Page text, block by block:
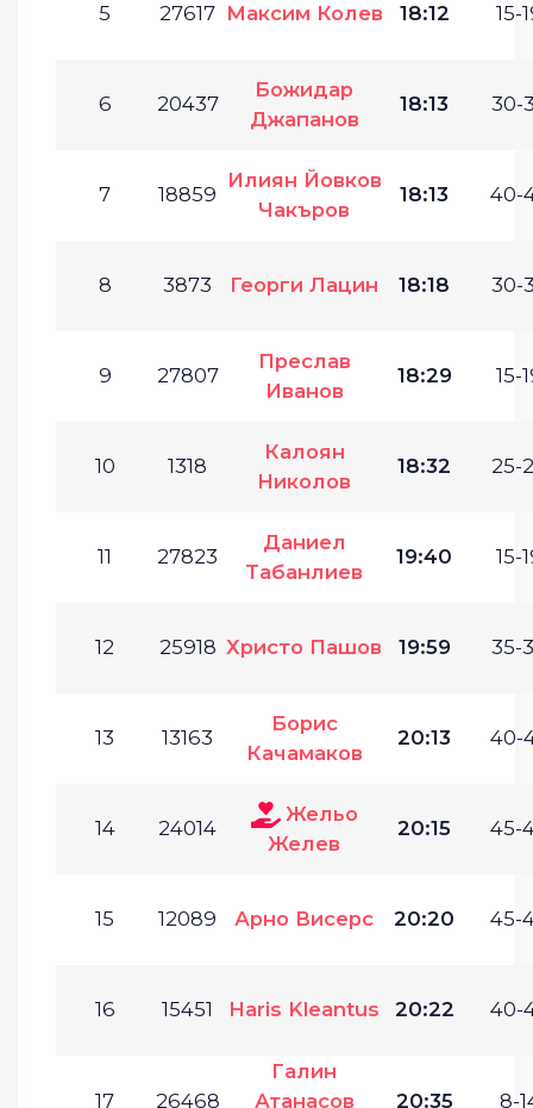
5 27617 Максим Колев 18:12 15-
6 20437
Божидар
Джапанов
18:13 30-
7 18859
Илиян Йовков
Чакъров
18:13 40-
8 3873 Георги Лацин 18:18 30-
9 27807
Преслав
Иванов
18:29 15-
10 1318
Калоян
Николов
18:32 25-
11 27823
Даниел
Табанлиев
19:40 15-
12 25918 Христо Пашов 19:59 35-
13 13163
Борис
Качамаков
20:13 40-
14 24014
Жельо
Желев
20:15 45-
15 12089 Арно Висерс 20:20 45-
16 15451 Haris Kleantus 20:22 40-
17 26468
Галин
Атанасов
20:35 8-